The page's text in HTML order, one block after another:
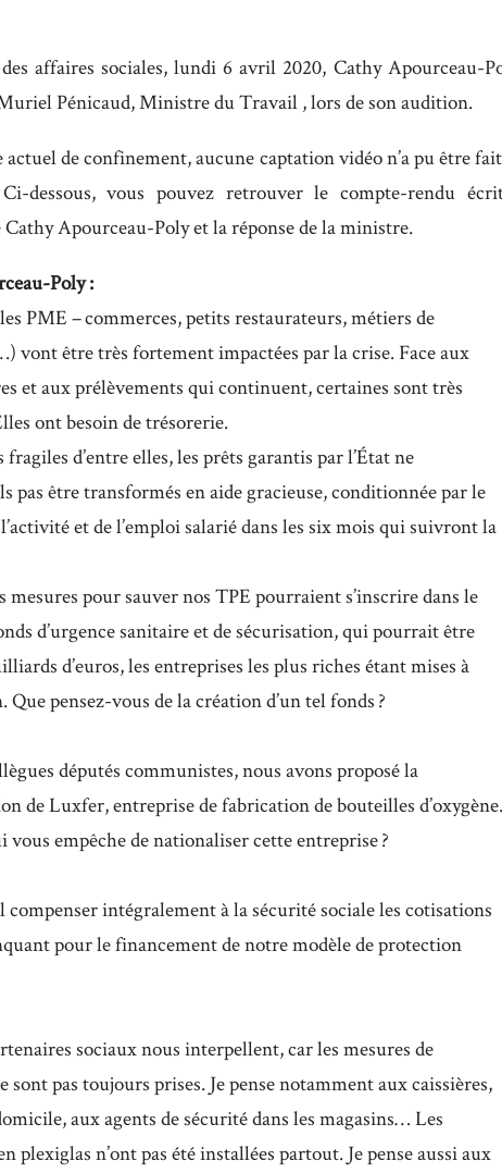
affaires sociales, lundi 6 avril 2020, Cathy Apourceau-
Pénicaud, Ministre du Travail , lors de son audition.
de confinement, aucune captation vidéo n’a pu être
dessous, vous pouvez retrouver le compte-rendu
Apourceau-Poly et la réponse de la ministre.
Poly :
PME – commerces, petits restaurateurs, métiers de
vont être très fortement impactées par la crise. Face aux
et aux prélèvements qui continuent, certaines sont très
ont besoin de trésorerie.
fragiles d’entre elles, les prêts garantis par l’État ne
pas être transformés en aide gracieuse, conditionnée par le
et de l’emploi salarié dans les six mois qui suivront la
mesures pour sauver nos TPE pourraient s’inscrire dans le
d’urgence sanitaire et de sécurisation, qui pourrait être
d’euros, les entreprises les plus riches étant mises à
pensez-vous de la création d’un tel fonds ?
députés communistes, nous avons proposé la
de Luxfer, entreprise de fabrication de bouteilles d’oxygène.
vous empêche de nationaliser cette entreprise ?
compenser intégralement à la sécurité sociale les cotisations
pour le financement de notre modèle de protection
sociaux nous interpellent, car les mesures de
sont pas toujours prises. Je pense notamment aux caissières,
aux agents de sécurité dans les magasins… Les
plexiglas n’ont pas été installées partout. Je pense aussi aux